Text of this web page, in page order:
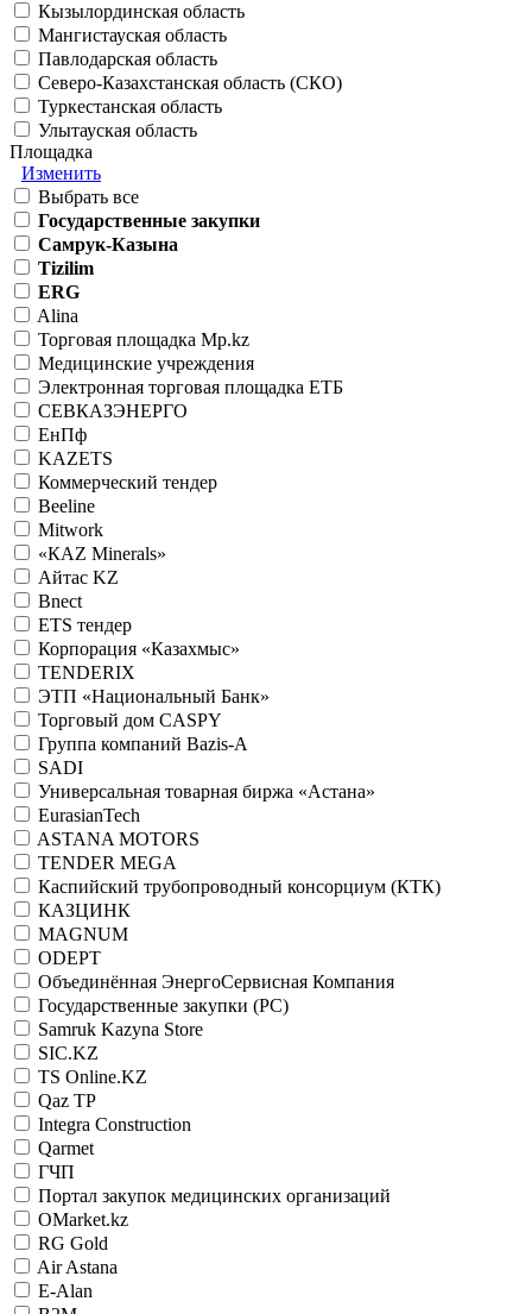
Кызылординская область
Мангистауская область
Павлодарская область
Северо-Казахстанская область (СКО)
Туркестанская область
Улытауская область
Площадка
Изменить
Выбрать все
Государственные закупки
Самрук-Казына
Tizilim
ERG
Alina
Торговая площадка Mp.kz
Медицинские учреждения
Электронная торговая площадка ЕТБ
СЕВКАЗЭНЕРГО
ЕнПф
KAZETS
Коммерческий тендер
Beeline
Mitwork
«КАZ Minerals»
Айтас KZ
Bnect
ETS тендер
Корпорация «Казахмыс»
TENDERIX
ЭТП «Национальный Банк»
Торговый дом CASPY
Группа компаний Bazis-A
SADI
Универсальная товарная биржа «Астана»
EurasianTech
ASTANA MOTORS
TENDER MEGA
Каспийский трубопроводный консорциум (КТК)
КАЗЦИНК
MAGNUM
ODEPT
Объединённая ЭнергоСервисная Компания
Государственные закупки (РС)
Samruk Kazyna Store
SIC.KZ
TS Online.KZ
Qaz TP
Integra Construction
Qarmet
ГЧП
Портал закупок медицинских организаций
OMarket.kz
RG Gold
Air Astana
E-Alan